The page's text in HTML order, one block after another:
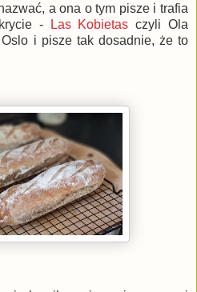
a ona o tym pisze i trafia
-
Las Kobietas czyli Ola
i pisze tak dosadnie, że to